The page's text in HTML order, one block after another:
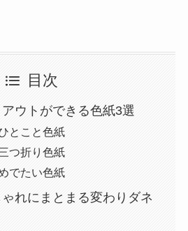
目次
ウトができる色紙3選
とこと色紙
つ折り色紙
でたい色紙
れにまとまる変わりダネ